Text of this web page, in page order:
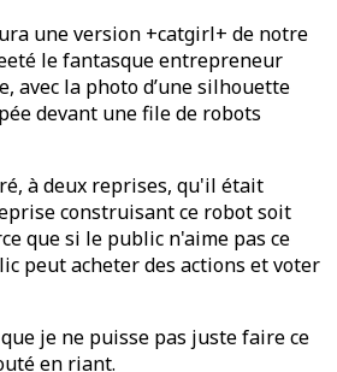
une version +catgirl+ de notre
le fantasque entrepreneur
avec la photo d’une silhouette
devant une file de robots
à deux reprises, qu'il était
construisant ce robot soit
que si le public n'aime pas ce
peut acheter des actions et voter
je ne puisse pas juste faire ce
en riant.